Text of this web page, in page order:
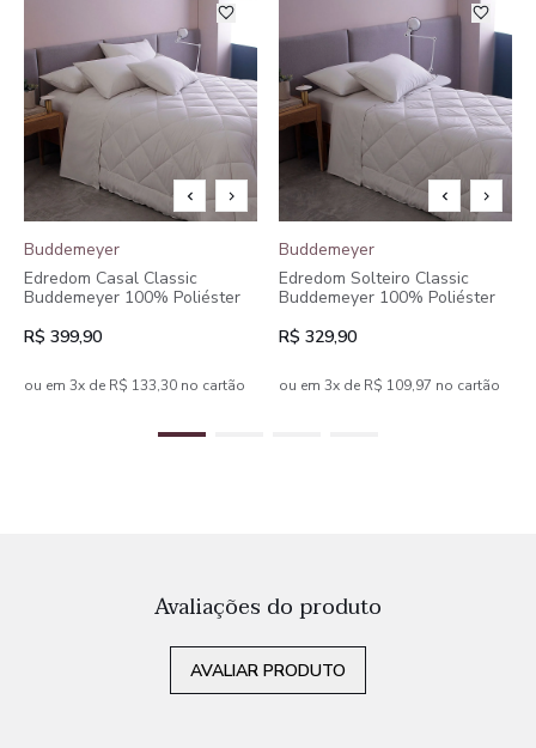
Buddemeyer
Edredom Casal Classic
Buddemeyer 100% Poliéster
R$ 399,90
ou em 3x de R$ 133,30 no cartão
Buddemeyer
Edredom Solteiro Classic
Buddemeyer 100% Poliéster
R$ 329,90
ou em 3x de R$ 109,97 no cartão
Avaliações do produto
AVALIAR PRODUTO